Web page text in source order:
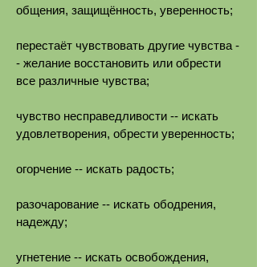
общения, защищённость, уверенность;
перестаёт чувствовать другие чувства -
- желание восстановить или обрести
все различные чувства;
чувство несправедливости -- искать
удовлетворения, обрести уверенность;
огорчение -- искать радость;
разочарование -- искать ободрения,
надежду;
угнетение -- искать освобождения,